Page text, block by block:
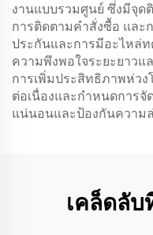
งานแบบรวมศูนย์ ซึ่งมีจุด
การติดตามคำสั่งซื้อ และ
ประกันและการมีอะไหล่
ความพึงพอใจระยะยาว
การเพิ่มประสิทธิภาพห่ว
ต่อเนื่องและกำหนดการ
แน่นอนและป้องกันความ
เคล็ดลับ